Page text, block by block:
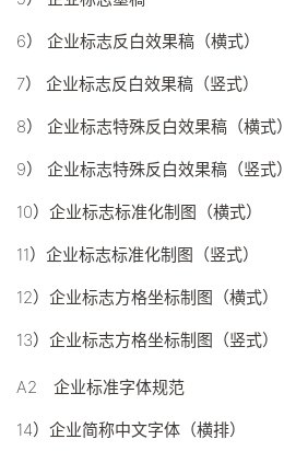
6） 企业标志反白效果稿（横式）
7） 企业标志反白效果稿（竖式）
8） 企业标志特殊反白效果稿（横式）
9） 企业标志特殊反白效果稿（竖式）
10）企业标志标准化制图（横式）
11）企业标志标准化制图（竖式）
12）企业标志方格坐标制图（横式）
13）企业标志方格坐标制图（竖式）
A2 企业标准字体规范
14）企业简称中文字体（横排）